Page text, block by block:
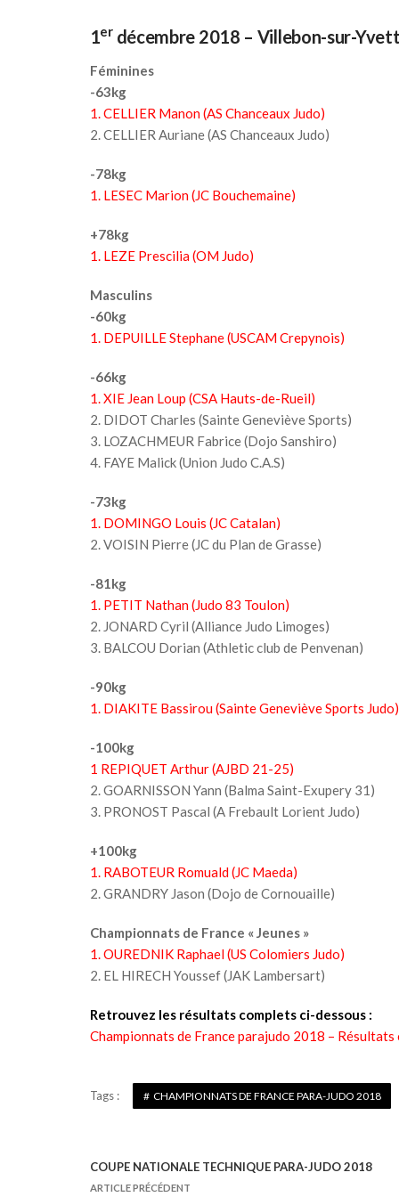
1erdécembre 2018 – Villebon-sur-
Féminines
-63kg
1. CELLIER Manon (AS Chanceaux Judo)
2. CELLIER Auriane (AS Chanceaux Judo)
-78kg
1. LESEC Marion (JC Bouchemaine)
+78kg
1. LEZE Prescilia (OM Judo)
Masculins
-60kg
1. DEPUILLE Stephane (USCAM Crepynois)
-66kg
1. XIE Jean Loup (CSA Hauts-de-Rueil)
2. DIDOT Charles (Sainte Geneviève Sports)
3. LOZACHMEUR Fabrice (Dojo Sanshiro)
4. FAYE Malick (Union Judo C.A.S)
-73kg
1. DOMINGO Louis (JC Catalan)
2. VOISIN Pierre (JC du Plan de Grasse)
-81kg
1. PETIT Nathan (Judo 83 Toulon)
2. JONARD Cyril (Alliance Judo Limoges)
3. BALCOU Dorian (Athletic club de Penvenan)
-90kg
1. DIAKITE Bassirou (Sainte Geneviève Sports Judo)
-100kg
1 REPIQUET Arthur (AJBD 21-25)
2. GOARNISSON Yann (Balma Saint-Exupery 31)
3. PRONOST Pascal (A Frebault Lorient Judo)
+100kg
1. RABOTEUR Romuald (JC Maeda)
2. GRANDRY Jason (Dojo de Cornouaille)
Championnats de France « Jeunes »
1. OUREDNIK Raphael (US Colomiers Judo)
2. EL HIRECH Youssef (JAK Lambersart)
Retrouvez les résultats complets ci-dessous :
Championnats de France parajudo 2018 – Résultats
Tags : CHAMPIONNATS DE FRANCE PARA-JUDO 2018
N
COUPE NATIONALE TECHNIQUE PARA-JUDO 2018
ARTICLE PRÉCÉDENT